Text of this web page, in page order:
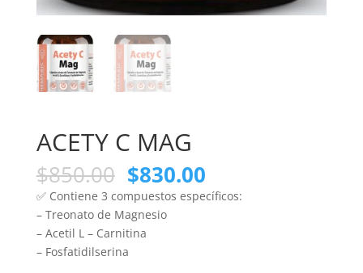
ACETY C MAG
$850.00 $830.00
✅ Contiene 3 compuestos específicos:
– Treonato de Magnesio
– Acetil L – Carnitina
– Fosfatidilserina